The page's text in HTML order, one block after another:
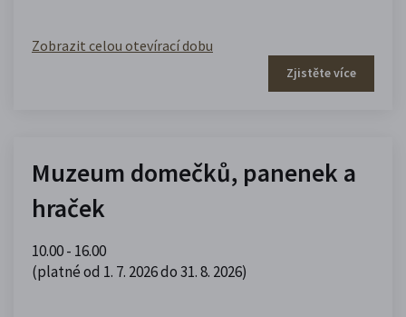
Zobrazit celou otevírací dobu
Zjistěte více
Muzeum domečků, panenek a
hraček
10.00 - 16.00
(platné od 1. 7. 2026 do 31. 8. 2026)